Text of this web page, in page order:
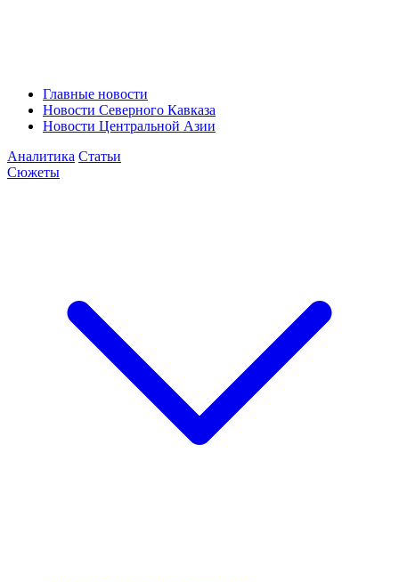
Главные новости
Новости Северного Кавказа
Новости Центральной Азии
Аналитика Статьи
Сюжеты